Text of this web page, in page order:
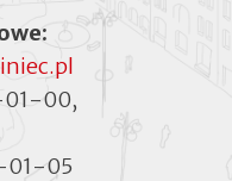
01-00,
01-05